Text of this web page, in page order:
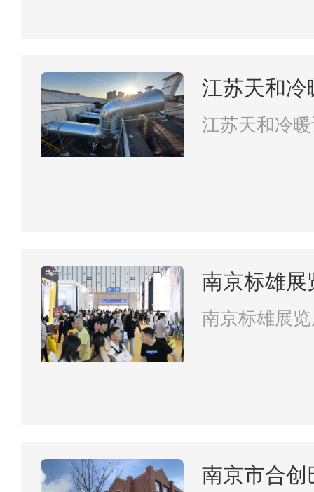
江苏天和冷
限公司
江苏天和冷
南京标雄展
南京标雄展
南京市合创